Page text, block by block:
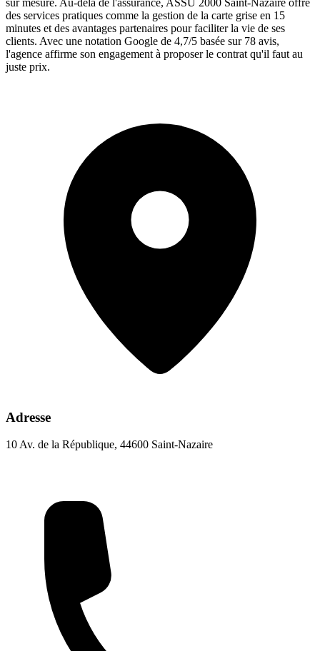
des services pratiques comme la gestion de la carte grise en 15
minutes et des avantages partenaires pour faciliter la vie de ses
clients. Avec une notation Google de 4,7/5 basée sur 78 avis,
l'agence affirme son engagement à proposer le contrat qu'il faut au
juste prix.
Adresse
10 Av. de la République, 44600 Saint-Nazaire